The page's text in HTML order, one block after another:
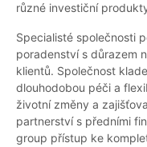
různé investiční
Specialisté společnosti
poradenství s důrazem
klientů. Společnost
dlouhodobou péči a
životní změny a
partnerství s předními
group přístup ke